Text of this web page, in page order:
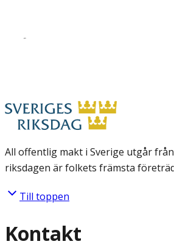
All offentlig makt i Sverige utgår
riksdagen är folkets främsta
Till toppen
Kontakt